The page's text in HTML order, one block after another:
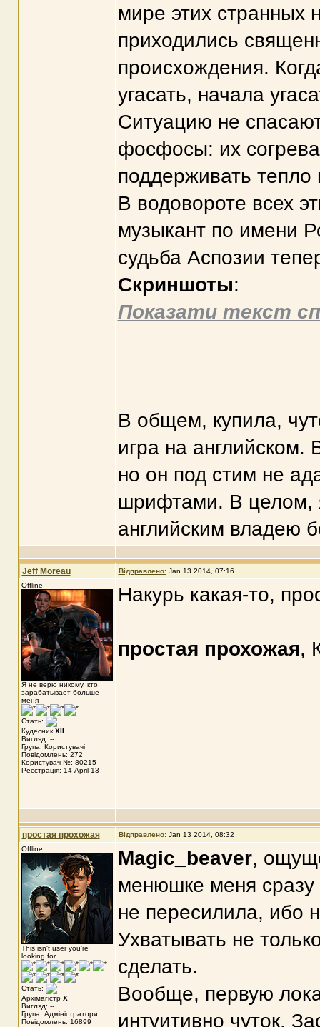
мире этих странных
приходились
происхождения.
угасать, начала
Ситуацию не
фосфосы: их
поддерживать
В водовороте всех
музыкант по имени
судьба Аспозии
Скриншоты:
Показати текст
В общем, купила,
игра на английском.
но он под стим не
шрифтами. В целом,
английским владею
Jeff Moreau Відправлено: Jan 13 2014, 07:16
Offline
Я не верю никому, кто
зарабатывает больше
меня
Стать:
Кудесник XII
Вигляд: --
Група: Користувачі
Повідомлень: 272
Користувач №: 80215
Реєстрація: 14-April 13
Накурь какая-то,
простая прохожая,
простая прохожая Відправлено: Jan 13 2014, 08:32
Offline
This isn't user you're
looking for
Стать:
Архімагістр X
Вигляд: --
Група: Адміністратори
Повідомлень: 16899
Magic_beaver,
менюшке меня сразу
не пересилила, ибо
Ухватывать не
сделать.
Вообще, первую
интуитивно чуток.